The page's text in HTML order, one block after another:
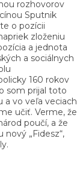
rozhovorov
Sputnik
o pozícii
zloženiu
a jednota
a sociálnych
160 rokov
som prijal toto
a vo veľa veciach
učiť. Verme, že
poučí, a že
„Fidesz“,